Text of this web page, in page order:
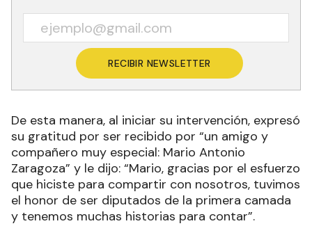
RECIBIR NEWSLETTER
De esta manera, al iniciar su intervención, expresó
su gratitud por ser recibido por “un amigo y
compañero muy especial: Mario Antonio
Zaragoza” y le dijo: “Mario, gracias por el esfuerzo
que hiciste para compartir con nosotros, tuvimos
el honor de ser diputados de la primera camada
y tenemos muchas historias para contar”.